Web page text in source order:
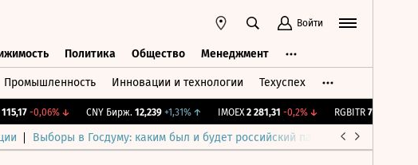
Войти
Политика Общество Менеджмент
Промышленность Инновации и технологии Техуспех
-0,06%↓ CNY Бирж. 12,239 +1,31%↑ IMOEX 2 281,31 -0,2%↓ RGBITR 775,48
Выборы в Госдуму: каким был и будет российский парламент